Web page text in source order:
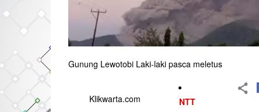
Gunung Lewotobi Laki-laki pasca meletus
Klikwarta.com NTT